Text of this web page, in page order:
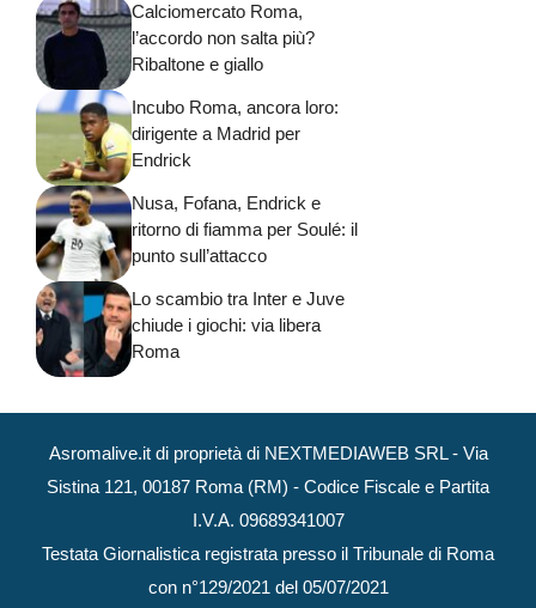
Calciomercato Roma,
l’accordo non salta più?
Ribaltone e giallo
Incubo Roma, ancora loro:
dirigente a Madrid per
Endrick
Nusa, Fofana, Endrick e
ritorno di fiamma per Soulé: il
punto sull’attacco
Lo scambio tra Inter e Juve
chiude i giochi: via libera
Roma
Asromalive.it di proprietà di NEXTMEDIAWEB SRL - Via
Sistina 121, 00187 Roma (RM) - Codice Fiscale e Partita
I.V.A. 09689341007
Testata Giornalistica registrata presso il Tribunale di Roma
con n°129/2021 del 05/07/2021